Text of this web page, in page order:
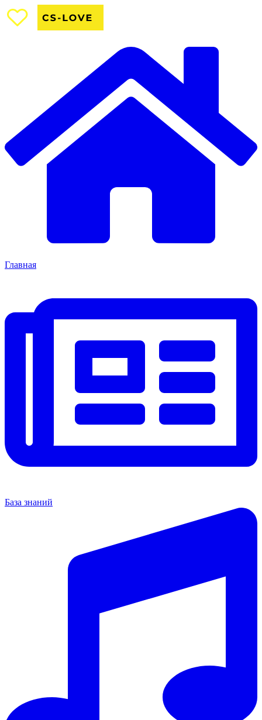
Главная
База знаний